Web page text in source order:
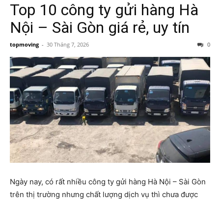
Top 10 công ty gửi hàng Hà
Nội – Sài Gòn giá rẻ, uy tín
topmoving - 30 Tháng 7, 2026 0
Ngày nay, có rất nhiều công ty gửi hàng Hà Nội – Sài Gòn
trên thị trường nhưng chất lượng dịch vụ thì chưa được